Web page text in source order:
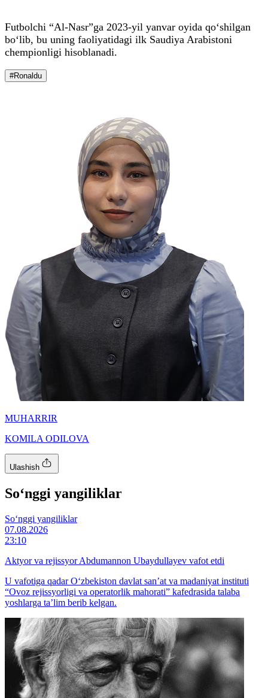
Futbolchi “Al-Nasr”ga 2023-yil yanvar oyida qo‘shilgan
bo‘lib, bu uning faoliyatidagi ilk Saudiya Arabistoni
chempionligi hisoblanadi.
#Ronaldu
MUHARRIR
KOMILA ODILOVA
Ulashish
So‘nggi yangiliklar
So‘nggi yangiliklar
07.08.2026
23:10
Aktyor va rejissyor Abdumannon Ubaydullayev vafot etdi
U vafotiga qadar O‘zbekiston davlat san’at va madaniyat instituti
“Ovoz rejissyorligi va operatorlik mahorati” kafedrasida talaba
yoshlarga ta’lim berib kelgan.